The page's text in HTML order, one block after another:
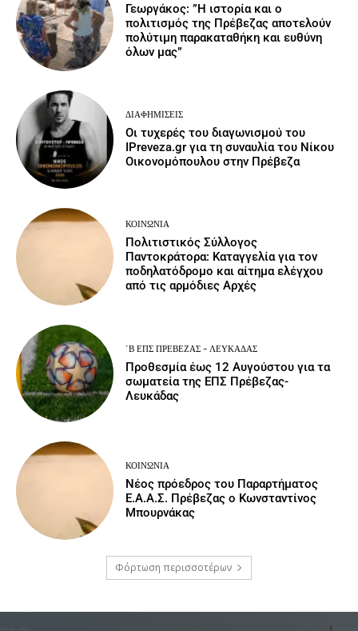
Γεωργάκος: ”Η ιστορία και ο
πολιτισμός της Πρέβεζας αποτελούν
πολύτιμη παρακαταθήκη και ευθύνη
όλων μας”
ΔΙΑΦΗΜΊΣΕΙΣ
Οι τυχερές του διαγωνισμού του
IPreveza.gr για τη συναυλία του Νίκου
Οικονομόπουλου στην Πρέβεζα
ΚΟΙΝΩΝΙΑ
Πολιτιστικός Σύλλογος
Παντοκράτορα: Καταγγελία για τον
ποδηλατόδρομο και αίτημα ελέγχου
από τις αρμόδιες Αρχές
΄Β ΕΠΣ ΠΡΈΒΕΖΑΣ - ΛΕΥΚΆΔΑΣ
Προθεσμία έως 12 Αυγούστου για τα
σωματεία της ΕΠΣ Πρέβεζας-
Λευκάδας
ΚΟΙΝΩΝΙΑ
Νέος πρόεδρος του Παραρτήματος
Ε.Α.Α.Σ. Πρέβεζας ο Κωνσταντίνος
Μπουρνάκας
Φόρτωση περισσοτέρων